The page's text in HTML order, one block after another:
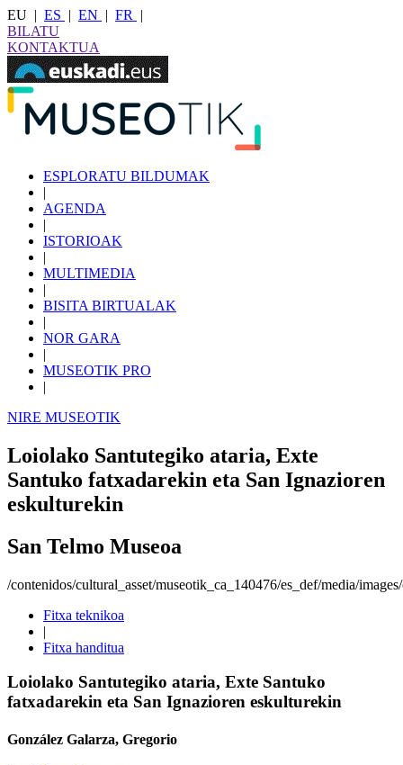
EU | ES | EN | FR
|
BILATU
KONTAKTUA
ESPLORATU BILDUMAK
|
AGENDA
|
ISTORIOAK
|
MULTIMEDIA
|
BISITA BIRTUALAK
|
NOR GARA
|
MUSEOTIK PRO
|
NIRE MUSEOTIK
Loiolako Santutegiko ataria, Exte
Santuko fatxadarekin eta San Ignazioren
eskulturekin
San Telmo Museoa
/contenidos/cultural_asset/museotik_ca_140476/es_def/media/
Fitxa teknikoa
|
Fitxa handitua
Loiolako Santutegiko ataria, Exte Santuko
fatxadarekin eta San Ignazioren eskulturekin
González Galarza, Gregorio